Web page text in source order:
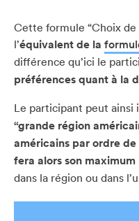
Cette formule “Choix de
l’équivalent de la
différence qu’ici le
préférences quant à la
Le participant peut ainsi
“grande région
américains par ordre
fera alors son maximum
dans la région ou dans